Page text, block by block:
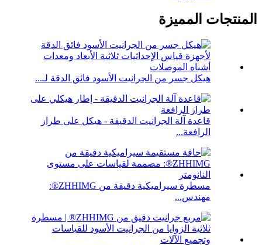
المنتجات المميزة
هيكل جسر من الجرانيت الأسود فائق الدقة لـ...
قاعدة آلة الجرانيت الدقيقة - هيكل على طراز
الرافعة...
مسطرة سيراميكية دقيقة من ZHHIMG®:
مهندس...